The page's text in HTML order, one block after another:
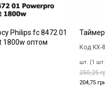
Philips fc 8472 01
1800w оптом
Таймер
Код KX-
шт. (1
250,25
204,75